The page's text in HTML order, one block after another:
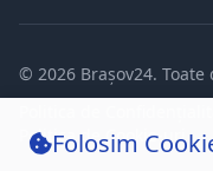
© 2026 Brașov24.
Politica de Cookie-uri
Folosim